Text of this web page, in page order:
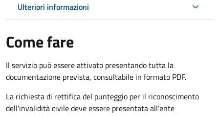
Ulteriori informazioni
Come fare
Il servizio può essere attivato presentando tutta la
documentazione prevista, consultabile in formato PDF.
La richiesta di rettifica del punteggio per il riconoscimento
dell'invalidità civile deve essere presentata all'ente